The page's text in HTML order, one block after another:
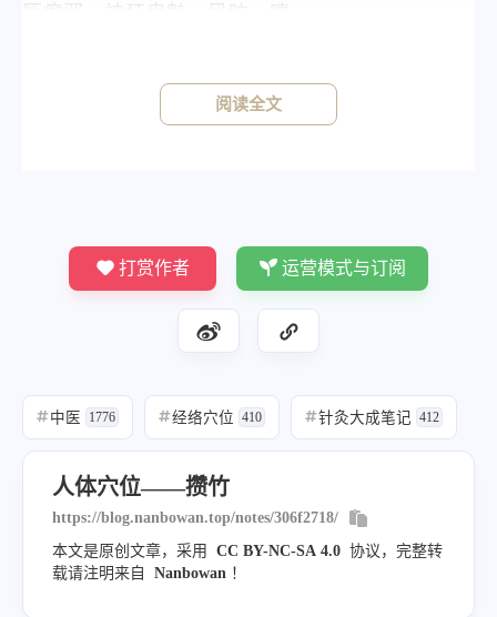
细三棱针刺之，宣泄热气，三度刺，目大明。
《明堂》宜细三棱针三分，出血，灸一壮。
阅读全文
打赏作者 运营模式与订阅
#中医 1776 #经络穴位 410 #针灸大成笔记 412
人体穴位——攒竹
https://blog.nanbowan.top/notes/306f2718/
本文是原创文章，采用
CC BY-NC-SA 4.0 协议，完整转
载请注明来自
Nanbowan ！